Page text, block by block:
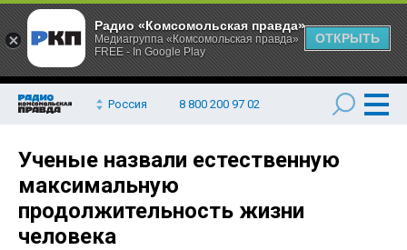
Россия 8 800 200 97 02
Ученые назвали естественную
максимальную
продолжительность жизни
человека
Радио «Комсомольская правда»
Медиагруппа «Комсомольская правда»
FREE - In Google Play
ОТКРЫТЬ